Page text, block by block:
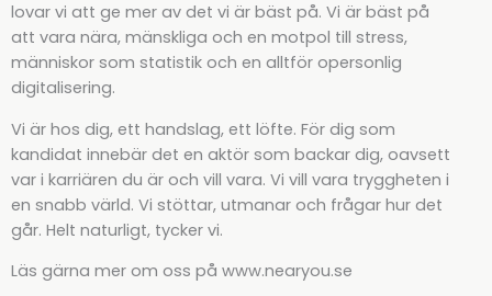
lovar vi att ge mer av det vi är bäst på. Vi är bäst på
att vara nära, mänskliga och en motpol till stress,
människor som statistik och en alltför opersonlig
digitalisering.
Vi är hos dig, ett handslag, ett löfte. För dig som
kandidat innebär det en aktör som backar dig, oavsett
var i karriären du är och vill vara. Vi vill vara tryggheten i
en snabb värld. Vi stöttar, utmanar och frågar hur det
går. Helt naturligt, tycker vi.
Läs gärna mer om oss på www.nearyou.se